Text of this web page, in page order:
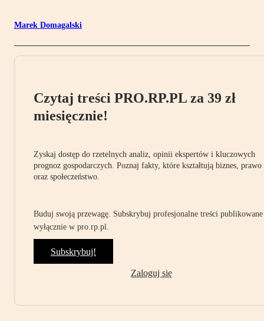
Marek Domagalski
Czytaj treści PRO.RP.PL za 39 zł
miesięcznie!
Zyskaj dostęp do rzetelnych analiz, opinii ekspertów i kluczowych
prognoz gospodarczych. Poznaj fakty, które kształtują biznes, prawo
oraz społeczeństwo.
Buduj swoją przewagę. Subskrybuj profesjonalne treści publikowane
wyłącznie w pro.rp.pl.
Subskrybuj!
Zaloguj się